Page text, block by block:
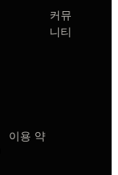
커뮤
니티
이용 약